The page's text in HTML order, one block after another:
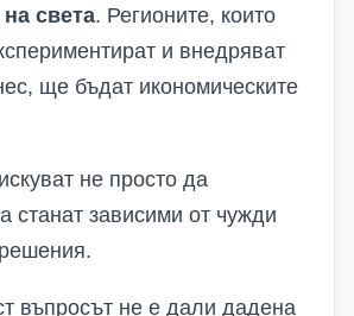
света. Регионите, които
и внедряват
ще бъдат икономическите
не просто да
станат зависими от чужди
въпросът не е дали дадена